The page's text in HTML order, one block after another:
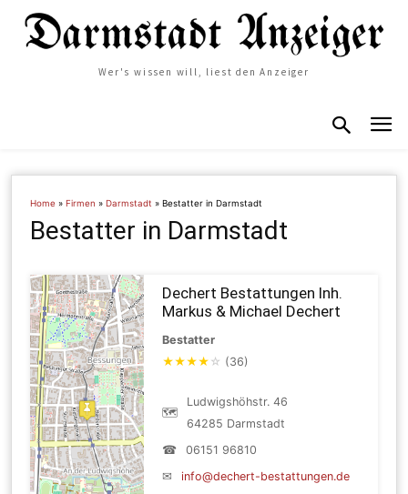
Wer's wissen will, liest den Anzeiger
Home »Firmen »Darmstadt »Bestatter in Darmstadt
Bestatter in Darmstadt
Dechert Bestattungen Inh.
Markus & Michael Dechert
Bestatter
★★★★ ☆ (36)
🗺
Ludwigshöhstr. 46
64285 Darmstadt
☎
06151 96810
✉
info@dechert-bestattungen.de